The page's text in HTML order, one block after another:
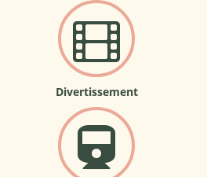
Divertissement